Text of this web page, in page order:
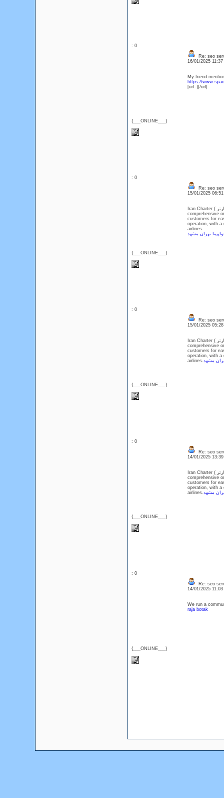
: 0
{___ONLINE___}
Re: seo
16/01/2025
My friend
https://
[url=][/url]
: 0
{___ONLINE___}
Re: seo
15/01/2025
Iran Charter ( ایران چارتر ) is Iran's first online charter and flight ticket purchase system Charter,as the first
comprehensive
customers for
operation, with a
airlines.
تهران مشهد
: 0
{___ONLINE___}
Re: seo
15/01/2025
Iran Charter ( ایران چارتر ) is Iran's first online charter and flight ticket purchase system Charter,as the first
comprehensive
customers for
operation, with a
airlines.مشهد
: 0
{___ONLINE___}
Re: seo
14/01/2025
Iran Charter ( ایران چارتر ) is Iran's first online charter and flight ticket purchase system Charter,as the first
comprehensive
customers for
operation, with a
airlines.مشهد
: 0
{___ONLINE___}
Re: seo
14/01/2025
We run a
raja botak